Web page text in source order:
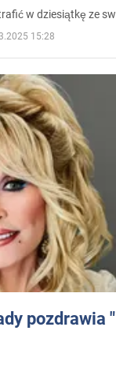
w dziesiątkę ze
15:28
pozdrawia